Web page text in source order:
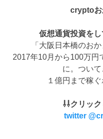
cryptoお
仮想通貨投資をし
「大阪日本橋のお
2017年10月から100万円
に。ついて
１億円まで稼
⇩⇩クリッ
twitter